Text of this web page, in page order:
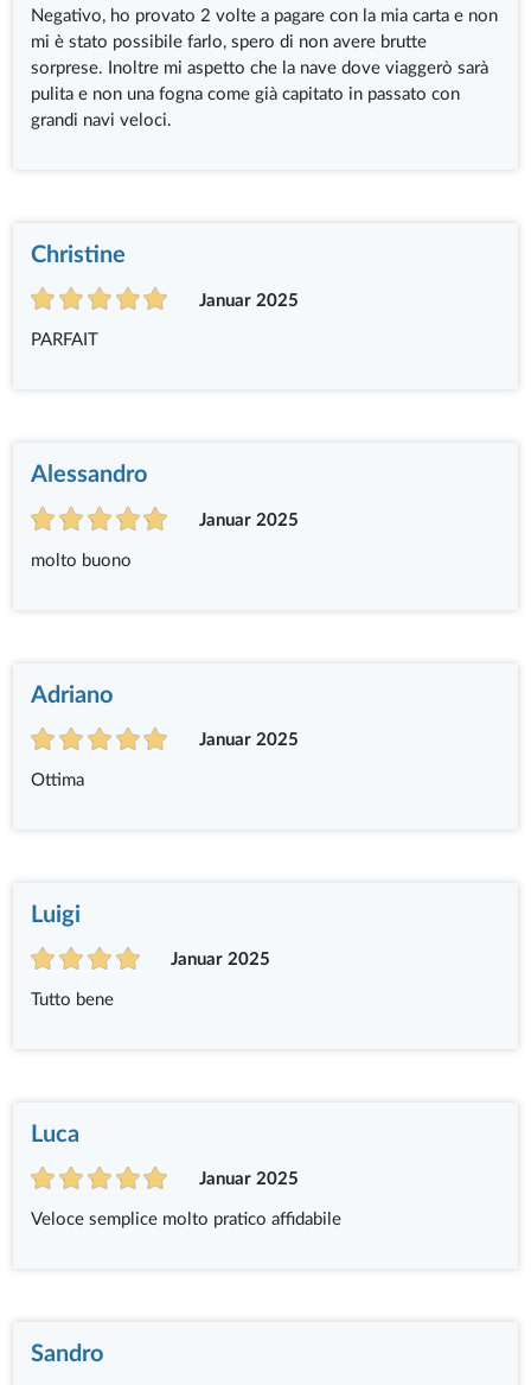
Negativo, ho provato 2 volte a pagare con la mia carta e non
mi è stato possibile farlo, spero di non avere brutte
sorprese. Inoltre mi aspetto che la nave dove viaggerò sarà
pulita e non una fogna come già capitato in passato con
grandi navi veloci.
Christine
Januar 2025
PARFAIT
Alessandro
Januar 2025
molto buono
Adriano
Januar 2025
Ottima
Luigi
Januar 2025
Tutto bene
Luca
Januar 2025
Veloce semplice molto pratico affidabile
Sandro